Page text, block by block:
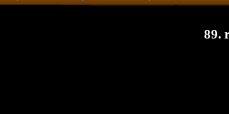
89.